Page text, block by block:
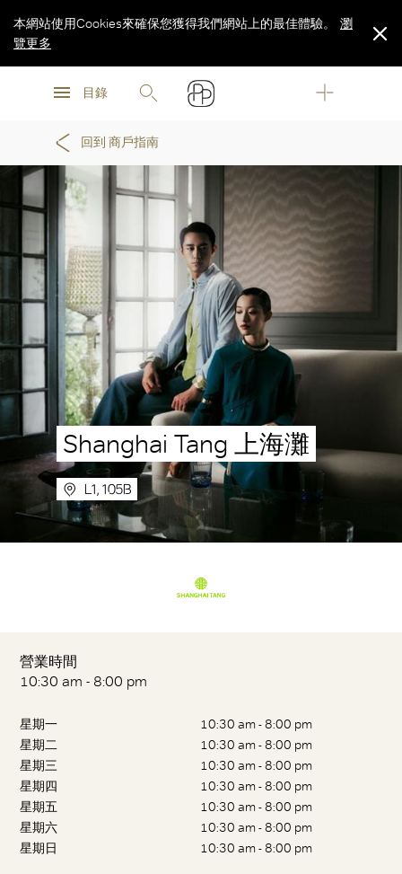
瀏
目錄
本網站使用Cookies來確保您獲得我們網站上的最佳體驗。
瀏
覽更多
回到 商戶指南
Shanghai Tang 上海灘
L1, 105B
營業時間
10:30 am - 8:00 pm
星期一
10:30 am - 8:00 pm
星期二
10:30 am - 8:00 pm
星期三
10:30 am - 8:00 pm
星期四
10:30 am - 8:00 pm
星期五
10:30 am - 8:00 pm
星期六
10:30 am - 8:00 pm
星期日
10:30 am - 8:00 pm